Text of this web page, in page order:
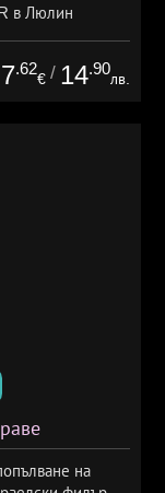
в Люлин
7.62
€ / 14.90
лв.
на